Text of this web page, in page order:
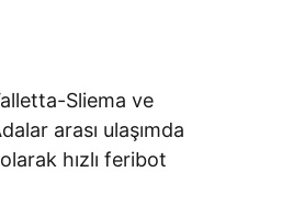
Sliema ve
arası ulaşımda
hızlı feribot